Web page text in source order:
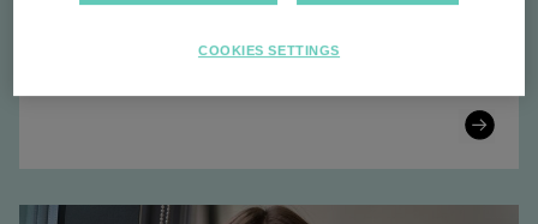
l'amélioration des compétences et l'avancement de la
Learn
COOKIES SETTINGS